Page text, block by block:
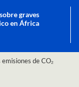
de CO₂